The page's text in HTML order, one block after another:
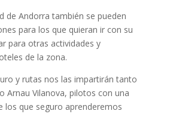
de Andorra también se pueden
para los que quieran ir con su
para otras actividades y
de la zona.
y rutas nos las impartirán tanto
Arnau Vilanova, pilotos con una
los que seguro aprenderemos